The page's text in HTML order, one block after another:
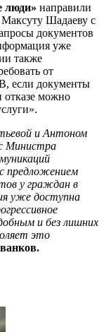
люди» направили
Шадаеву с
документов
уже
также
от
если документы
отказе можно
и Антоном
Министра
предложением
у граждан в
уже доступна
и без лишних
это